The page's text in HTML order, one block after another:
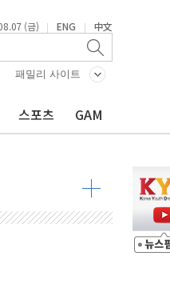
(금) | ENG | 中文
패밀리 사이트
스포츠 GAM
동산 정상화"
선고